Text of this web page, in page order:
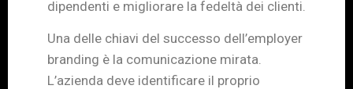
dipendenti e migliorare la fedeltà dei clienti.
Una delle chiavi del successo dell’employer
branding è la comunicazione mirata.
L’azienda deve identificare il proprio